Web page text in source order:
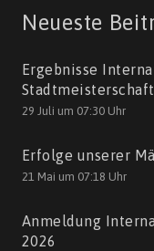
Neueste
Ergebnisse
29 Juli um 07:30 Uhr
Erfolge unserer
21 Mai um 07:18 Uhr
Anmeldung
2026